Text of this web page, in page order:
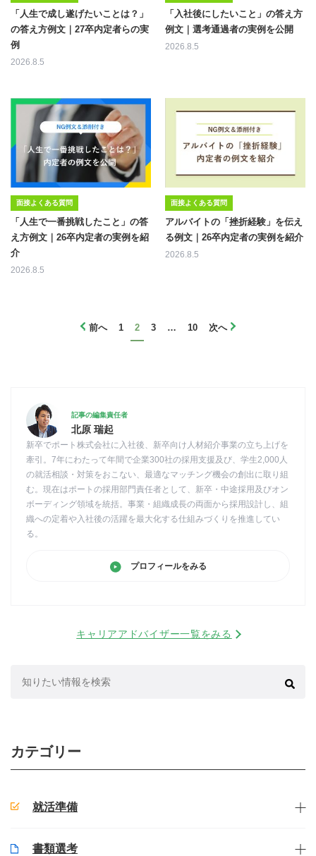
「人生で成し遂げたいことは？」
の答え方例文｜27卒内定者らの実
例
2026.8.5
「入社後にしたいこと」の答え方
例文｜選考通過者の実例を公開
2026.8.5
面接よくある質問
「人生で一番挑戦したこと」の答
え方例文｜26卒内定者の実例を紹
介
2026.8.5
面接よくある質問
アルバイトの「挫折経験」を伝え
る例文｜26卒内定者の実例を紹介
2026.8.5
前へ 1 2 3 … 10 次へ
記事の編集責任者
北原 瑞起
新卒でポート株式会社に入社後、新卒向け人材紹介事業の立ち上げを
牽引。7年にわたって年間で企業300社の採用支援及び、学生2,000人
の就活相談・対策をおこない、最適なマッチング機会の創出に取り組
む。現在はポートの採用部門責任者として、新卒・中途採用及びオン
ボーディング領域を統括。事業・組織成長の両面から採用設計し、組
織への定着や入社後の活躍を最大化する仕組みづくりを推進してい
る。
プロフィールをみる
キャリアアドバイザー一覧をみる
カテゴリー
就活準備
書類選考